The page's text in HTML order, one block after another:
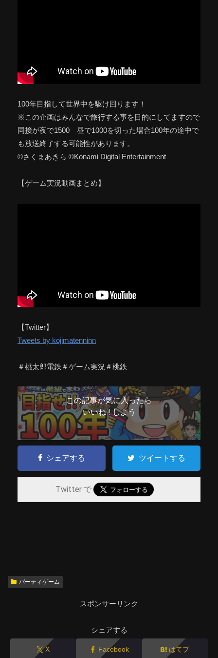
100年目指して世界中を駆け回ります！
※この企画はみんなで旅行する事を目的にしてますので
同接が夜で1500 昼で1000を切った場合100年の途中で
も放送終了する可能性があります。
©さくまあきら ©Konami Digital Entertainment
【ゲーム実況動画まとめ】
【Twitter】
Tweets by kojimatenninn
＃桃太郎電鉄＃ゲーム実況＃桃鉄
この記事が気に入ったら
いいね ! しよう
シェアする ツイートする
Twitter で
パーティゲーム
スポンサーリンク
シェアする
X Facebook はてブ